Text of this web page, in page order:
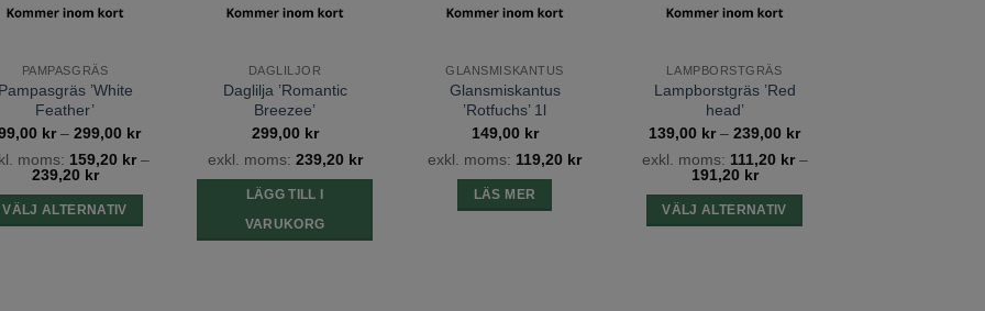
PAMPASGRÄS
Pampasgräs ’White
Feather’
kr – 299,00 krPrisintervall:
till
299,00 kr
moms: 159,20 kr–
239,20 kr
VÄLJ ALTERNATIV
DAGLILJOR
Daglilja ’Romantic
Breezee’
299,00 kr
exkl. moms: 239,20 kr
LÄGG TILL I
VARUKORG
GLANSMISKANTUS
Glansmiskantus
’Rotfuchs’ 1l
149,00 kr
exkl. moms: 119,20 kr
LÄS MER
LAMPBORSTGRÄS
Lampborstgräs ’Red
head’
139,00 kr – 239,00 krPrisintervall:
till
exkl. moms: 111,20 kr–
191,20 kr
VÄLJ ALTERNATIV